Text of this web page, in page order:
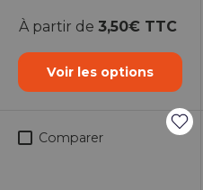
À partir de 3,50€ TTC
Voir les options
Comparer